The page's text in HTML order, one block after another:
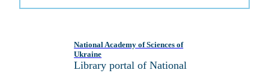
National Academy of Sciences of
Ukraine
Library portal of National